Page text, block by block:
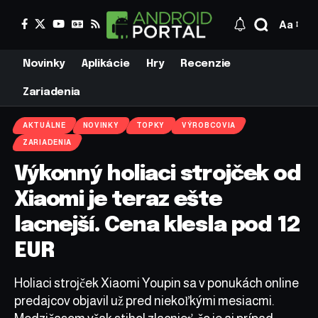
Aa
Novinky Aplikácie Hry Recenzie
Zariadenia
AKTUÁLNE NOVINKY TOPKY VÝROBCOVIA
ZARIADENIA
Výkonný holiaci strojček od
Xiaomi je teraz ešte
lacnejší. Cena klesla pod 12
EUR
Holiaci strojček Xiaomi Youpin sa v ponukách online
predajcov objavil už pred niekoľkými mesiacmi.